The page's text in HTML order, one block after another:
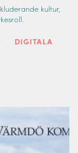
kultur,
DIGITALA